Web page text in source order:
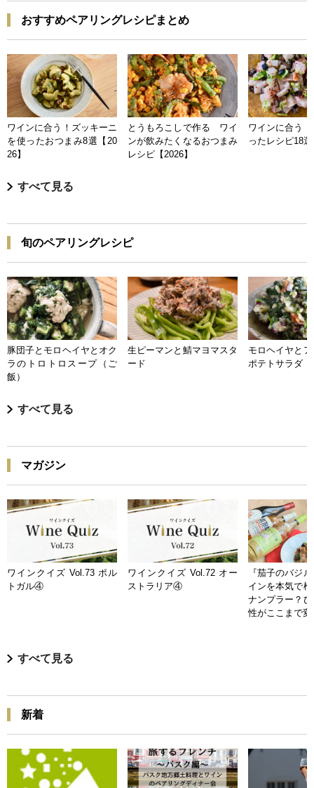
おすすめペアリングレシピまとめ
ワインに合う！ズッキーニ
を使ったおつまみ8選【20
26】
とうもろこしで作る ワイ
ンが飲みたくなるおつまみ
レシピ【2026】
ワインに合う
ったレシピ18
すべて見る
旬のペアリングレシピ
豚団子とモロヘイヤとオク
ラのトロトロスープ（ご
飯）
生ピーマンと鯖マヨマスタ
ード
モロヘイヤと
ポテトサラダ
すべて見る
マガジン
ワインクイズ Vol.73 ポル
トガル④
ワインクイズ Vol.72 オー
ストラリア④
『茄子のバジ
インを本気で
ナンプラー？
性がここまで
すべて見る
新着